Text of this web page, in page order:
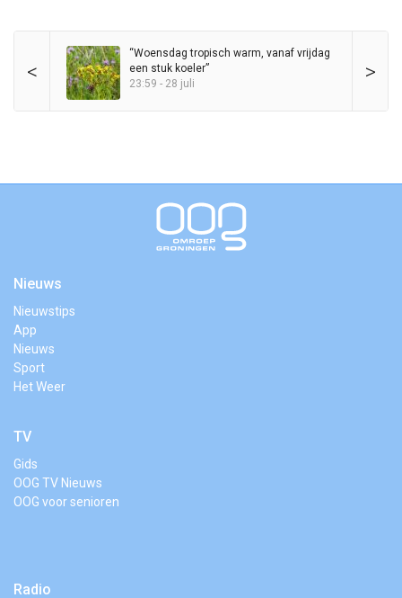
< >
“Woensdag tropisch warm, vanaf vrijdag
een stuk koeler”
23:59 - 28 juli
Nieuws
Nieuwstips
App
Nieuws
Sport
Het Weer
TV
Gids
OOG TV Nieuws
OOG voor senioren
Radio